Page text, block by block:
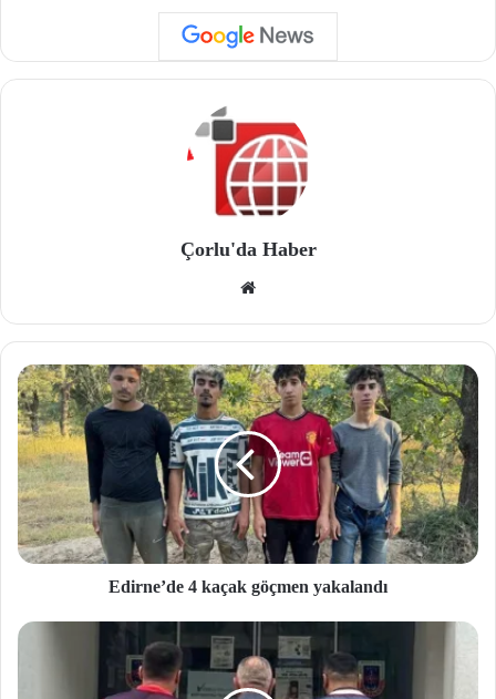
Çorlu'da Haber
site
si
Edirne’de 4 kaçak göçmen yakalandı